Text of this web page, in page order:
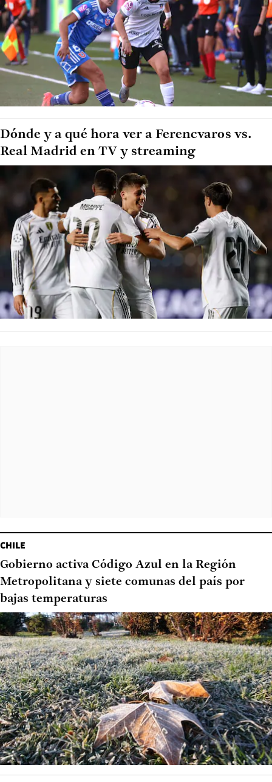
Dónde y a qué hora ver a Ferencvaros vs.
Real Madrid en TV y streaming
CHILE
Gobierno activa Código Azul en la Región
Metropolitana y siete comunas del país por
bajas temperaturas